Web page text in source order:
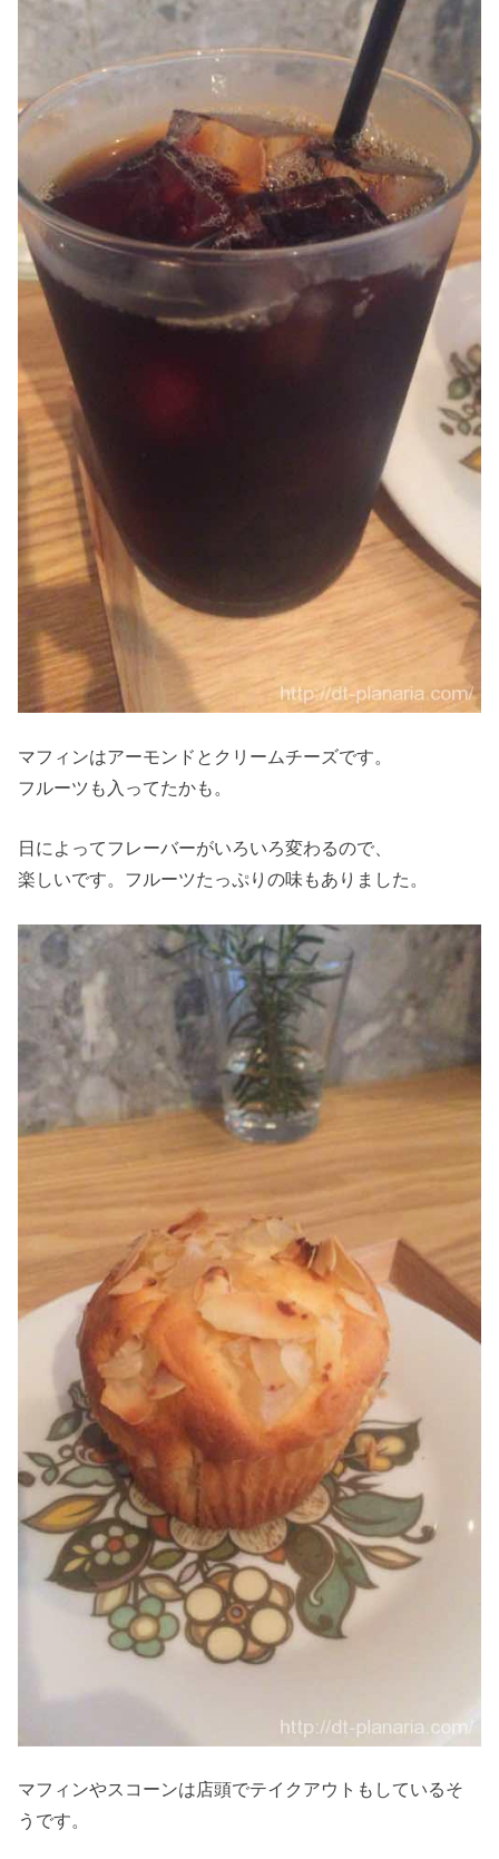
マフィンはアーモンドとクリームチーズです。
フルーツも入ってたかも。
日によってフレーバーがいろいろ変わるので、
楽しいです。フルーツたっぷりの味もありました。
マフィンやスコーンは店頭でテイクアウトもしているそ
うです。